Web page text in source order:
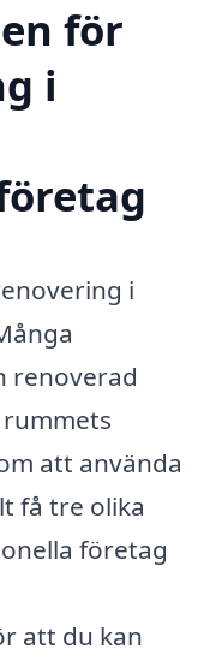
för
i
i
renoverad
att använda
få tre olika
företag
att du kan